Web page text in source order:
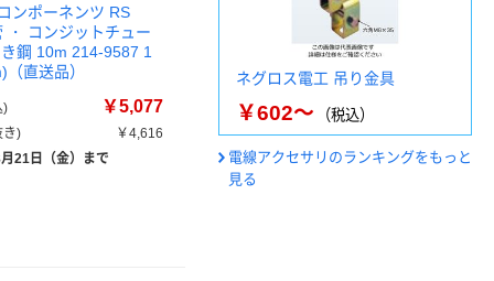
ンポーネンツ RS
・ コンジットチュー
鋼 10m 214-9587 1
直送品）
) ￥5,077
き)
￥4,616
21日（金）まで
ネグロス電工 吊り金具
￥602～ （税込）
電線アクセサリのランキングをもっと
見る